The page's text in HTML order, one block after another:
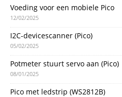
Voeding voor een mobiele Pico
12/02/2025
I2C-devicescanner (Pico)
05/02/2025
Potmeter stuurt servo aan (Pico)
08/01/2025
Pico met ledstrip (WS2812B)